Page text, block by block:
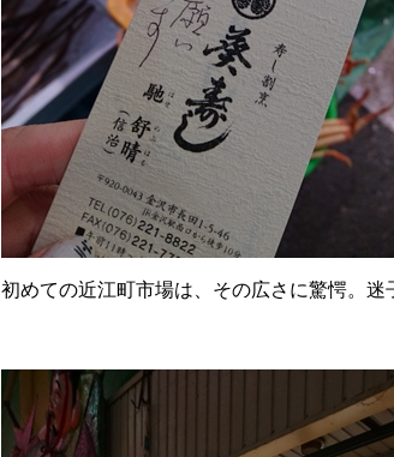
初めての近江町市場は、その広さに驚愕。迷